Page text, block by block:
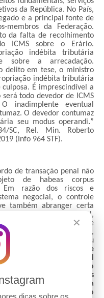
✕
dicas sobre os
da República. No País,
e a principal fonte de
membros da Federação.
da falta de recolhimento
ICMS sobre o Erário.
indébita tributária
sobre a arrecadação.
delito em tese, o ministro
indébita tributária
É imprescindível a
todo devedor de ICMS
inadimplente eventual
O devedor contumaz
seu modus operandi.”
SC, Rel. Min. Roberto
(Info 964 STF).
de transação penal não
de habeas corpus
Em razão dos riscos e
negocial, o controle
também abranger certa
da persecução penal,
autorizar a imposição de
como, por exemplo,
da conduta ou
Assim, não se
à transação penal
judicial à persecução
aceitar que um habeas
requerimentos, aponta a
declarado prejudicado